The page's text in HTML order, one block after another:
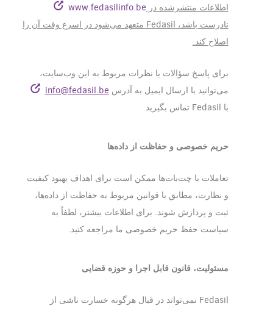
اطلاعات منتشرشده در www.fedasilinfo.be
نادرست باشد، Fedasil متعهد می‌شود در اسرع وقت آن را
اصلاح کند.
برای پاسخ سؤالات یا نظرات مربوط به این وب‌سایت،
می‌توانید با ارسال ایمیل به آدرس info@fedasil.be
با Fedasil تماس بگیرید
حریم خصوصی و حفاظت از داده‌ها
تعاملات با چت‌بات‌ها ممکن است برای اهداف بهبود کیفیت
و نظارت، مطابق با قوانین مربوط به حفاظت از داده‌ها،
ثبت و پردازش شوند. برای اطلاعات بیشتر، لطفاً به
سیاست حفظ حریم خصوصی ما مراجعه کنید.
مسئولیت، قانون قابل اجرا و حوزه قضایی
Fedasil نمی‌تواند در قبال هرگونه خسارت ناشی از